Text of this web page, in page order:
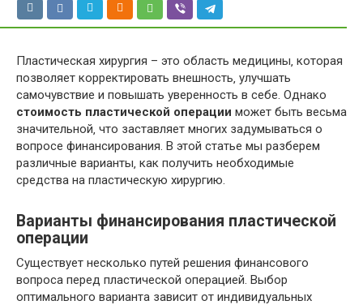
Пластическая хирургия – это область медицины‚ которая
позволяет корректировать внешность‚ улучшать
самочувствие и повышать уверенность в себе. Однако
стоимость пластической операции может быть весьма
значительной‚ что заставляет многих задумываться о
вопросе финансирования. В этой статье мы разберем
различные варианты‚ как получить необходимые
средства на пластическую хирургию.
Варианты финансирования пластической
операции
Существует несколько путей решения финансового
вопроса перед пластической операцией. Выбор
оптимального варианта зависит от индивидуальных